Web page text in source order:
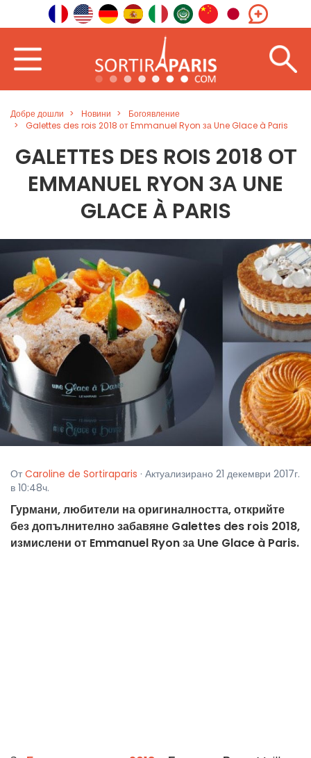
Добре дошли Новини
Богоявление
Galettes des rois 2018 от Emmanuel Ryon за Une Glace à Paris
GALETTES DES ROIS 2018 ОТ
EMMANUEL RYON ЗА UNE
GLACE À PARIS
От Caroline de Sortiraparis · Актуализирано 21 декември 2017г.
в 10:48ч.
Гурмани, любители на оригиналността, открийте
без допълнително забавяне Galettes des rois 2018,
измислени от Emmanuel Ryon за Une Glace à Paris.